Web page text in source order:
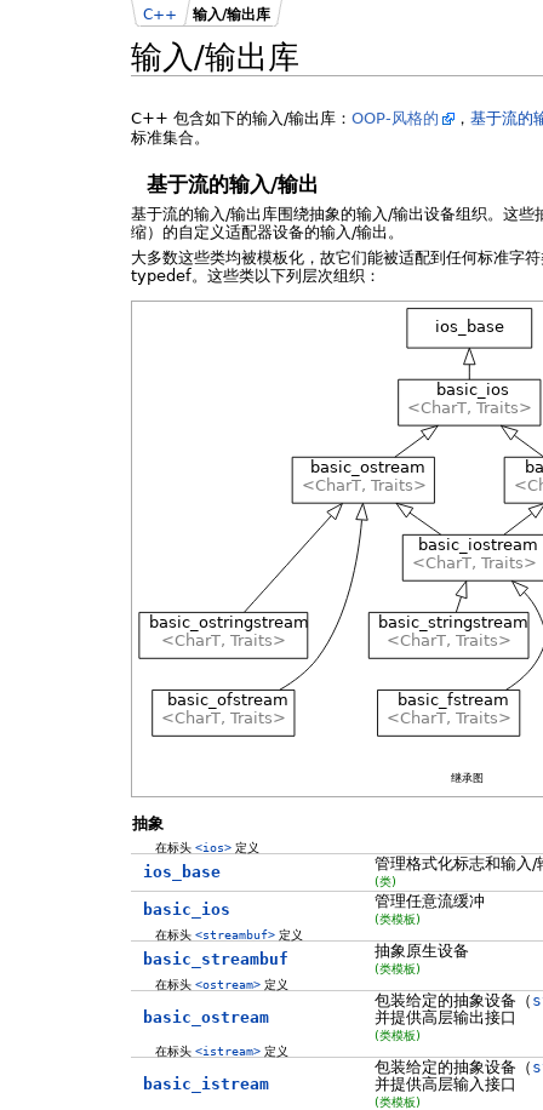
输入/输出库
C++ 输入/输出库
C++ 包含如下的输入/输出库： OOP-风格的 ， 基于流的
标准集合。
基于流的输入/输出
基于流的输入/输出库围绕抽象的输入/输出设备组织。这
缩）的自定义适配器设备的输入/输出。
大多数这些类均被模板化，故它们能被适配到任何标准字
typedef。这些类以下列层次组织：
继承图
抽象
在标头<ios> 定义
ios_base 管理格式化标志和输入/
(类)
basic_ios 管理任意流缓冲
(类模板)
在标头<streambuf> 定义
basic_streambuf 抽象原生设备
(类模板)
在标头<ostream> 定义
basic_ostream
包装给定的抽象设备（
并提供高层输出接口
(类模板)
在标头<istream> 定义
basic_istream
包装给定的抽象设备（
并提供高层输入接口
(类模板)